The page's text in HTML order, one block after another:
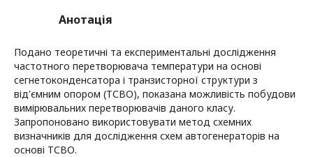
Анотація
Подано теоретичні та експериментальні дослідження
частотного перетворювача температури на основі
сегнетоконденсатора і транзисторної структури з
від'ємним опором (ТСВО), показана можливість побудови
вимірювальних перетворювачів даного класу.
Запропоновано використовувати метод схемних
визначників для дослідження схем автогенераторів на
основі ТСВО.